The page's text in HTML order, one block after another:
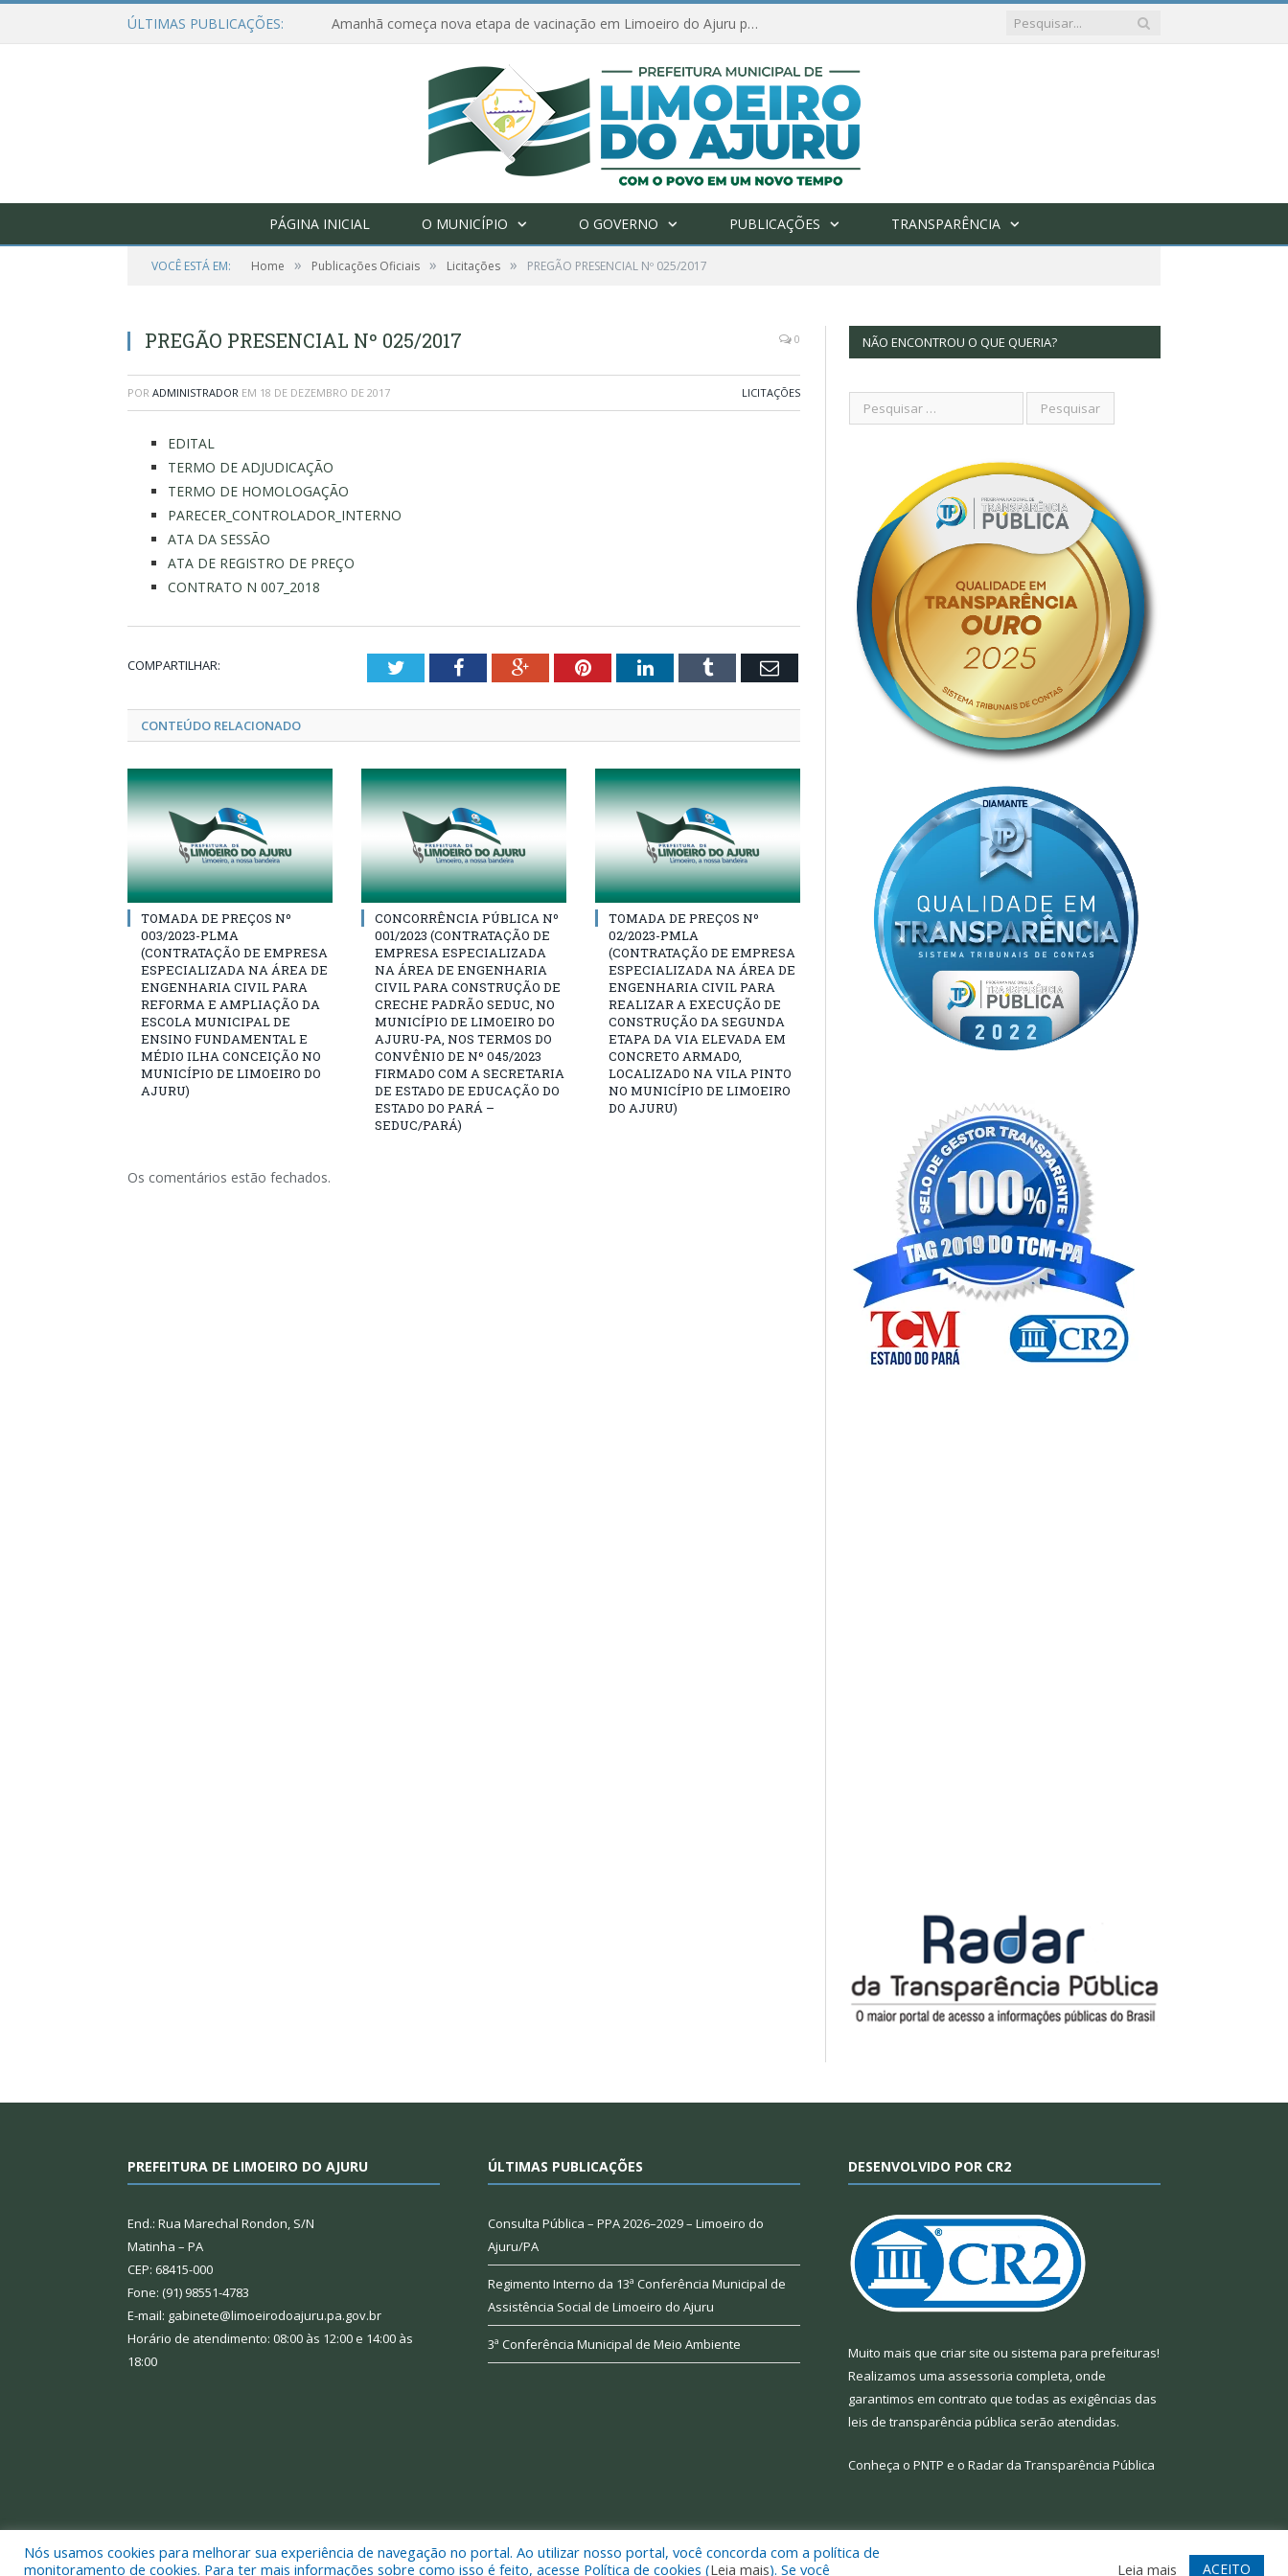
ÚLTIMAS PUBLICAÇÕES: Amanhã começa nova etapa de vacinação em Limoeiro do Ajuru para idosos com 65 ou mais
PÁGINA INICIAL O MUNICÍPIO O GOVERNO PUBLICAÇÕES TRANSPARÊNCIA
VOCÊ ESTÁ EM: Home » Publicações Oficiais » Licitações » PREGÃO PRESENCIAL Nº 025/2017
PREGÃO PRESENCIAL Nº 025/2017 0
POR ADMINISTRADOR EM 18 DE DEZEMBRO DE 2017 LICITAÇÕES
EDITAL
TERMO DE ADJUDICAÇÃO
TERMO DE HOMOLOGAÇÃO
PARECER_CONTROLADOR_INTERNO
ATA DA SESSÃO
ATA DE REGISTRO DE PREÇO
CONTRATO N 007_2018
COMPARTILHAR: TwitterFacebookGoogle+PinterestLinkedInTumblr Email
CONTEÚDO RELACIONADO
TOMADA DE PREÇOS Nº
003/2023-PLMA
(CONTRATAÇÃO DE EMPRESA
ESPECIALIZADA NA ÁREA DE
ENGENHARIA CIVIL PARA
REFORMA E AMPLIAÇÃO DA
ESCOLA MUNICIPAL DE
ENSINO FUNDAMENTAL E
MÉDIO ILHA CONCEIÇÃO NO
MUNICÍPIO DE LIMOEIRO DO
AJURU)
CONCORRÊNCIA PÚBLICA Nº
001/2023 (CONTRATAÇÃO DE
EMPRESA ESPECIALIZADA
NA ÁREA DE ENGENHARIA
CIVIL PARA CONSTRUÇÃO DE
CRECHE PADRÃO SEDUC, NO
MUNICÍPIO DE LIMOEIRO DO
AJURU-PA, NOS TERMOS DO
CONVÊNIO DE Nº 045/2023
FIRMADO COM A SECRETARIA
DE ESTADO DE EDUCAÇÃO DO
ESTADO DO PARÁ –
SEDUC/PARÁ)
TOMADA DE PREÇOS Nº
02/2023-PMLA
(CONTRATAÇÃO DE EMPRESA
ESPECIALIZADA NA ÁREA DE
ENGENHARIA CIVIL PARA
REALIZAR A EXECUÇÃO DE
CONSTRUÇÃO DA SEGUNDA
ETAPA DA VIA ELEVADA EM
CONCRETO ARMADO,
LOCALIZADO NA VILA PINTO
NO MUNICÍPIO DE LIMOEIRO
DO AJURU)
Os comentários estão fechados.
NÃO ENCONTROU O QUE QUERIA?
PREFEITURA DE LIMOEIRO DO AJURU
End.: Rua Marechal Rondon, S/N
Matinha – PA
CEP: 68415-000
Fone: (91) 98551-4783
E-mail: gabinete@limoeirodoajuru.pa.gov.br
Horário de atendimento: 08:00 às 12:00 e 14:00 às
18:00
ÚLTIMAS PUBLICAÇÕES
Consulta Pública – PPA 2026–2029 – Limoeiro do
Ajuru/PA
Regimento Interno da 13ª Conferência Municipal de
Assistência Social de Limoeiro do Ajuru
3ª Conferência Municipal de Meio Ambiente
DESENVOLVIDO POR CR2
Muito mais que criar site ou sistema para prefeituras!
Realizamos uma assessoria completa, onde
garantimos em contrato que todas as exigências das
leis de transparência pública serão atendidas.
Conheça o PNTP e o Radar da Transparência Pública
Todos os direitos reservados a Prefeitura Municipal de Limoeiro do Ajuru. Mapa do Site Acessar Webmail
Nós usamos cookies para melhorar sua experiência de navegação no portal. Ao utilizar nosso portal, você concorda com a política de
monitoramento de cookies. Para ter mais informações sobre como isso é feito, acesse Política de cookies (Leia mais). Se você Leia mais ACEITO